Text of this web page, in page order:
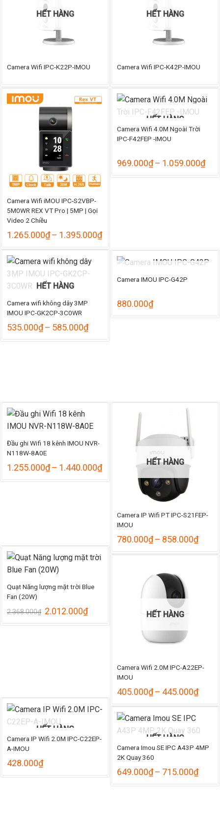
HẾT HÀNG
Camera Wifi IPC-K22P-IMOU
HẾT HÀNG
Camera Wifi IPC-K42P-IMOU
Camera Wifi iMOU IPC-S2VBP-
5M0WR REX VT Pro | 5MP | Gọi
Video 2 Chiều
1.265.000₫– 1.395.000₫Khoảng
từ
1.265.000₫
1.395.000₫
HẾT HÀNG
Camera Wifi 4.0M Ngoài Trời
IPC-F42FEP -IMOU
969.000₫– 1.059.000₫
từ
HẾT HÀNG
Camera wifi không dây 3MP
IMOU IPC-GK2CP-3C0WR
535.000₫– 585.000₫Khoảng
từ
HẾT HÀNG
Camera IMOU IPC-G42P
880.000₫
Đầu ghi Wifi 18 kênh IMOU NVR-
N118W-8A0E
1.255.000₫– 1.440.000₫Khoảng
từ
1.255.000₫
1.440.000₫
HẾT HÀNG
Camera IP Wifi PT IPC-S21FEP-
IMOU
780.000₫– 858.000₫
từ
Quạt Năng lượng mặt trời Blue
Fan (20W)
2.368.000₫ Giá
là:
2.012.000₫Giá
tại
HẾT HÀNG
Camera Wifi 2.0M IPC-A22EP-
IMOU
405.000₫– 445.000₫
từ
đến
HẾT HÀNG
Camera IP Wifi 2.0M IPC-C22EP-
A-IMOU
428.000₫
HẾT HÀNG
Camera Imou SE IPC A43P 4MP
2K Quay 360
649.000₫– 715.000₫
từ